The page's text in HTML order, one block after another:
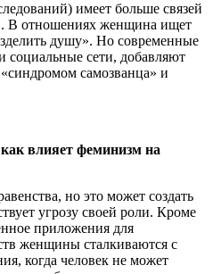
имеет больше связей
В отношениях женщина ищет
душу». Но современные
социальные сети, добавляют
самозванца» и
влияет феминизм на
но это может создать
угрозу своей роли. Кроме
приложения для
женщины сталкиваются с
когда человек не может